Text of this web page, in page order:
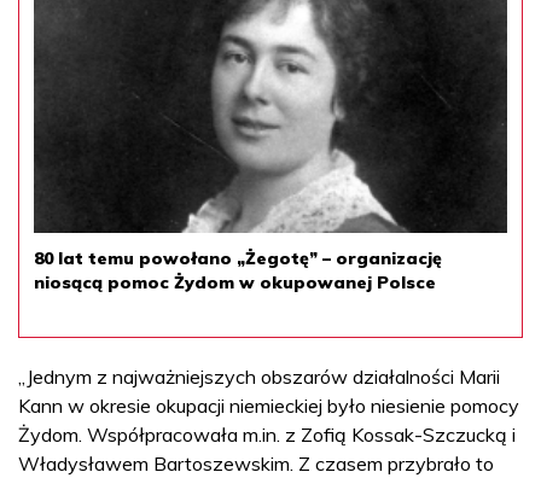
80 lat temu powołano „Żegotę” – organizację
niosącą pomoc Żydom w okupowanej Polsce
„Jednym z najważniejszych obszarów działalności Marii
Kann w okresie okupacji niemieckiej było niesienie pomocy
Żydom. Współpracowała m.in. z Zofią Kossak-Szczucką i
Władysławem Bartoszewskim. Z czasem przybrało to